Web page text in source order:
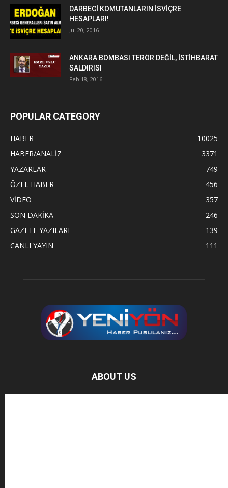
DARBECİ KOMUTANLARIN İSVİÇRE
HESAPLARI!
Jul 20, 2016
ANKARA BOMBASI TERÖR DEĞİL, İSTİHBARAT
SALDIRISI
Feb 18, 2016
POPULAR CATEGORY
HABER
10025
HABER/ANALİZ
3371
YAZARLAR
749
ÖZEL HABER
456
VİDEO
357
SON DAKİKA
246
GAZETE YAZILARI
139
CANLI YAYIN
111
ABOUT US